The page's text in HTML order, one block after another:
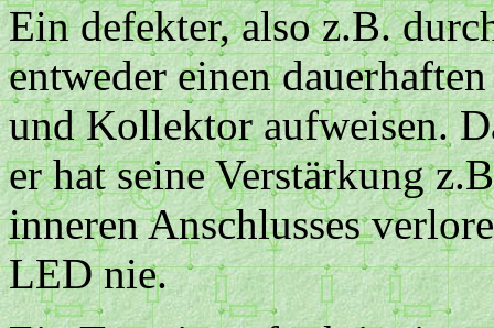
Ein defekter, also z.B.
entweder einen
und Kollektor aufweisen.
er hat seine Verstärkung
inneren Anschlusses
LED nie.